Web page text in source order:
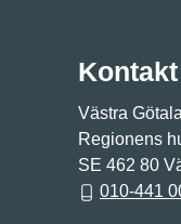
Kontakt
Västra
Regionens
SE 462 80
010-441